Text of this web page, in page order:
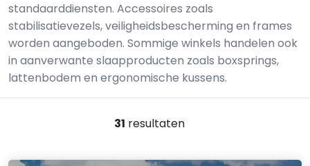
standaarddiensten. Accessoires zoals
stabilisatievezels, veiligheidsbescherming en frames
worden aangeboden. Sommige winkels handelen ook
in aanverwante slaapproducten zoals boxsprings,
lattenbodem en ergonomische kussens.
31 resultaten